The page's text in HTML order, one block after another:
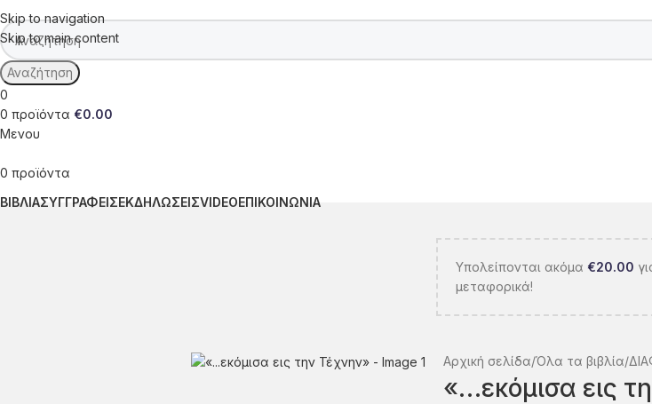
Skip to navigation
Skip to main content
Αναζήτηση
0
0 προϊόντα €0.00
Μενου
0 προϊόντα
ΒΙΒΛΙΑΣΥΓΓΡΑΦΕΙΣΕΚΔΗΛΩΣΕΙΣVIDEOΕΠΙΚΟΙΝΩΝΙΑ
Υπολείπονται ακόμα €20.00
μεταφορικά!
Αρχική σελίδα Όλα τα βιβλία
«…εκόμισα εις